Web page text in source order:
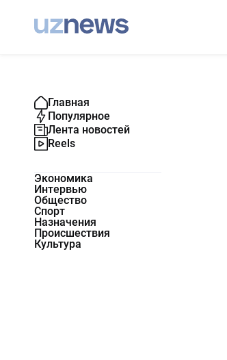
Главная
Популярное
Лента новостей
Reels
Экономика
Интервью
Общество
Спорт
Назначения
Происшествия
Культура